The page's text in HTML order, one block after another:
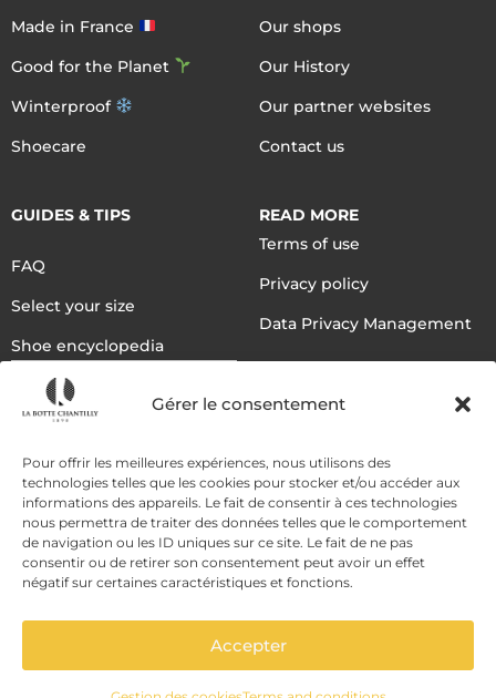
Gérer le consentement
Pour offrir les meilleures expériences, nous utilisons des
technologies telles que les cookies pour stocker et/ou accéder aux
informations des appareils. Le fait de consentir à ces technologies
nous permettra de traiter des données telles que le comportement
de navigation ou les ID uniques sur ce site. Le fait de ne pas
consentir ou de retirer son consentement peut avoir un effet
négatif sur certaines caractéristiques et fonctions.
Accepter
Made in France
Good for the Planet
Winterproof
Shoecare
Our shops
Our History
Our partner websites
Contact us
GUIDES & TIPS
FAQ
Select your size
Shoe encyclopedia
English
READ MORE
Terms of use
Privacy policy
Data Privacy Management
DELIVERY METHODS
PAYMENT METHODS